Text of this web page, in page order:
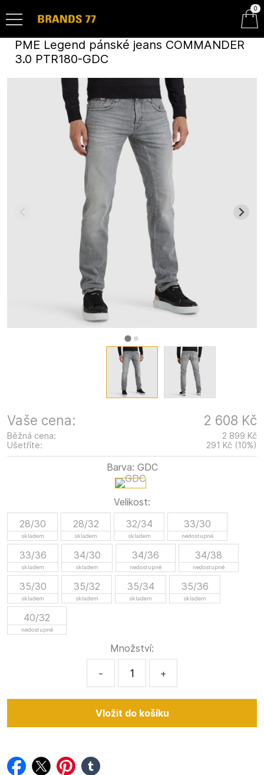
PME Legend pánské jeans COMMANDER
3.0 PTR180-GDC
Vaše cena: 2 608 Kč
Běžná cena:
2 899 Kč
Ušetříte:
291 Kč (10%)
Barva: GDC
Velikost:
28/30
skladem
28/32
skladem
32/34
skladem
33/30
nedostupné
33/36
skladem
34/30
skladem
34/36
nedostupné
34/38
nedostupné
35/30
skladem
35/32
skladem
35/34
skladem
35/36
skladem
40/32
nedostupné
Množství:
- +
facebook
twitterpinterest
tumblr
0